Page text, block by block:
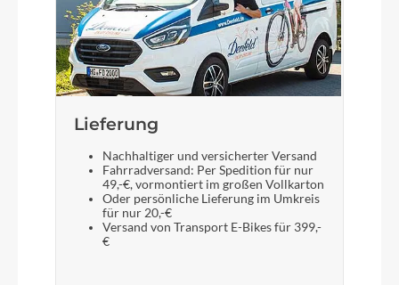
Lieferung
Nachhaltiger und versicherter Versand
Fahrradversand: Per Spedition für nur
49,-€, vormontiert im großen Vollkarton
Oder persönliche Lieferung im Umkreis
für nur 20,-€
Versand von Transport E-Bikes für 399,-
€